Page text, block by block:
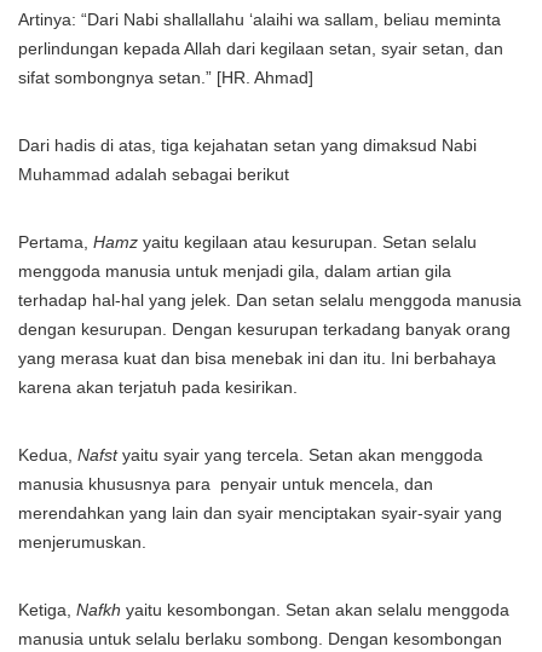
Artinya: “Dari Nabi shallallahu ‘alaihi wa sallam, beliau meminta
perlindungan kepada Allah dari kegilaan setan, syair setan, dan
sifat sombongnya setan.” [HR. Ahmad]
Dari hadis di atas, tiga kejahatan setan yang dimaksud Nabi
Muhammad adalah sebagai berikut
Pertama, Hamz yaitu kegilaan atau kesurupan. Setan selalu
menggoda manusia untuk menjadi gila, dalam artian gila
terhadap hal-hal yang jelek. Dan setan selalu menggoda manusia
dengan kesurupan. Dengan kesurupan terkadang banyak orang
yang merasa kuat dan bisa menebak ini dan itu. Ini berbahaya
karena akan terjatuh pada kesirikan.
Kedua, Nafstyaitu syair yang tercela. Setan akan menggoda
manusia khususnya para penyair untuk mencela, dan
merendahkan yang lain dan syair menciptakan syair-syair yang
menjerumuskan.
Ketiga, Nafkh yaitu kesombongan. Setan akan selalu menggoda
manusia untuk selalu berlaku sombong. Dengan kesombongan